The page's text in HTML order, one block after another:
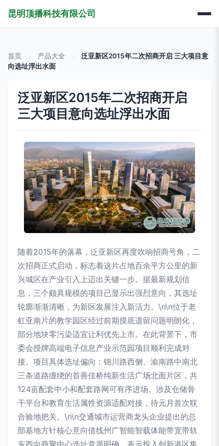
昆明顶播科技有限公司
首页 产品大全
泛亚新区2015年二次招商开启 三大项目意
向选址浮出水面
泛亚新区2015年二次招商开启
三大项目意向选址浮出水面
随着2015年的落幕，泛亚新区再度吹响招商号角，二
次招商正式启动，标志着这片占地百余平方公里的新
兴城区在产业引入上迈出关键一步。据最新规划信
息，三个颇具规模的项目已显示出强烈意向，其选址
轮廓渐渐清晰，为新区发展注入新活力。\n\n位于老
虹亚南片的教学园区经过前期摸底遗留问题明朗化，
部分地块零污染适宜让利优先上市。在此背景下，市
委会授牌高端电子信息产业示范园项目顺利完成对
接。项目具体选址偏向：锦川路西侧、渝南路中南北
三条道路缠绕的首善佳桥纯新生活广场北面片区，共
124亩配套中小和配套路网可有序进场。涉及仓储骨
干平台和教育生活属性资源适配对接，待元月首次联
合验地把关。\n\n交通城市运营商龙头企业提出的总
部基地方针核心意向借线州广智能智载体能带宽带轨
东西向商聚中心选址意愿明确，表示投入创新港区集